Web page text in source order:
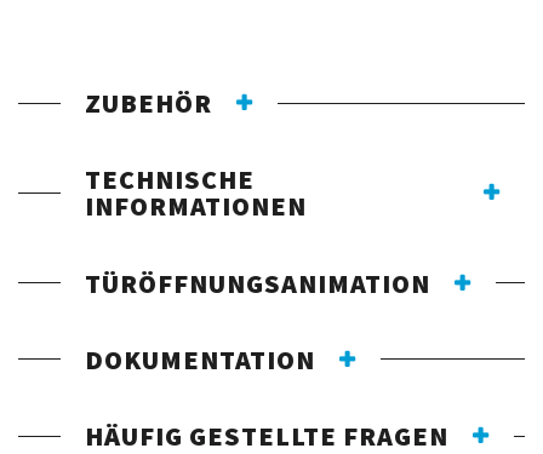
ZUBEHÖR
TECHNISCHE
INFORMATIONEN
TÜRÖFFNUNGSANIMATION
DOKUMENTATION
HÄUFIG GESTELLTE FRAGEN